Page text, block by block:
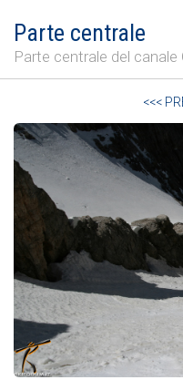
Parte centrale
Parte centrale del
<<<